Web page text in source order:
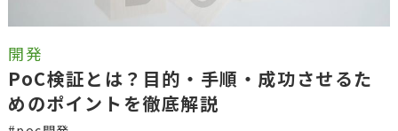
開発
PoC検証とは？目的・手順・成功させるた
めのポイントを徹底解説